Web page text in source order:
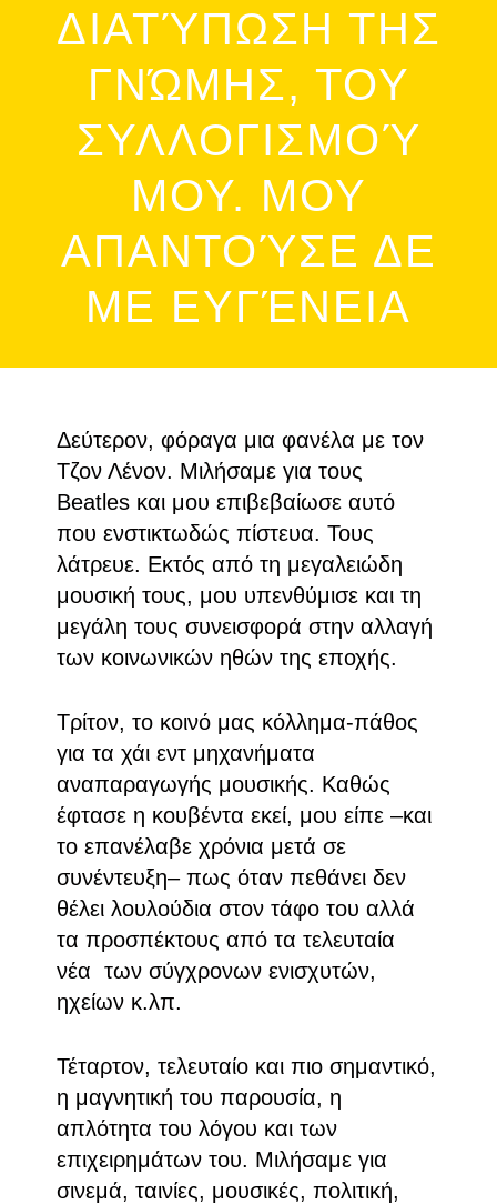
ΔΙΑΤΎΠΩΣΗ ΤΗΣ
ΓΝΏΜΗΣ, ΤΟΥ
ΣΥΛΛΟΓΙΣΜΟΎ
ΜΟΥ. ΜΟΥ
ΑΠΑΝΤΟΎΣΕ ΔΕ
ΜΕ ΕΥΓΈΝΕΙΑ
Δεύτερον, φόραγα μια φανέλα με τον
Τζον Λένον. Μιλήσαμε για τους
Beatles και μου επιβεβαίωσε αυτό
που ενστικτωδώς πίστευα. Τους
λάτρευε. Εκτός από τη μεγαλειώδη
μουσική τους, μου υπενθύμισε και τη
μεγάλη τους συνεισφορά στην αλλαγή
των κοινωνικών ηθών της εποχής.
Τρίτον, το κοινό μας κόλλημα-πάθος
για τα χάι εντ μηχανήματα
αναπαραγωγής μουσικής. Καθώς
έφτασε η κουβέντα εκεί, μου είπε –και
το επανέλαβε χρόνια μετά σε
συνέντευξη– πως όταν πεθάνει δεν
θέλει λουλούδια στον τάφο του αλλά
τα προσπέκτους από τα τελευταία
νέα των σύγχρονων ενισχυτών,
ηχείων κ.λπ.
Τέταρτον, τελευταίο και πιο σημαντικό,
η μαγνητική του παρουσία, η
απλότητα του λόγου και των
επιχειρημάτων του. Μιλήσαμε για
σινεμά, ταινίες, μουσικές, πολιτική,